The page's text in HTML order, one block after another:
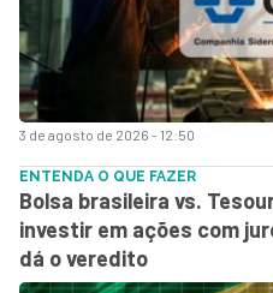
3 de agosto de 2026 - 12:50
ENTENDA O QUE FAZER
Bolsa brasileira vs.
investir em ações com
dá o veredito